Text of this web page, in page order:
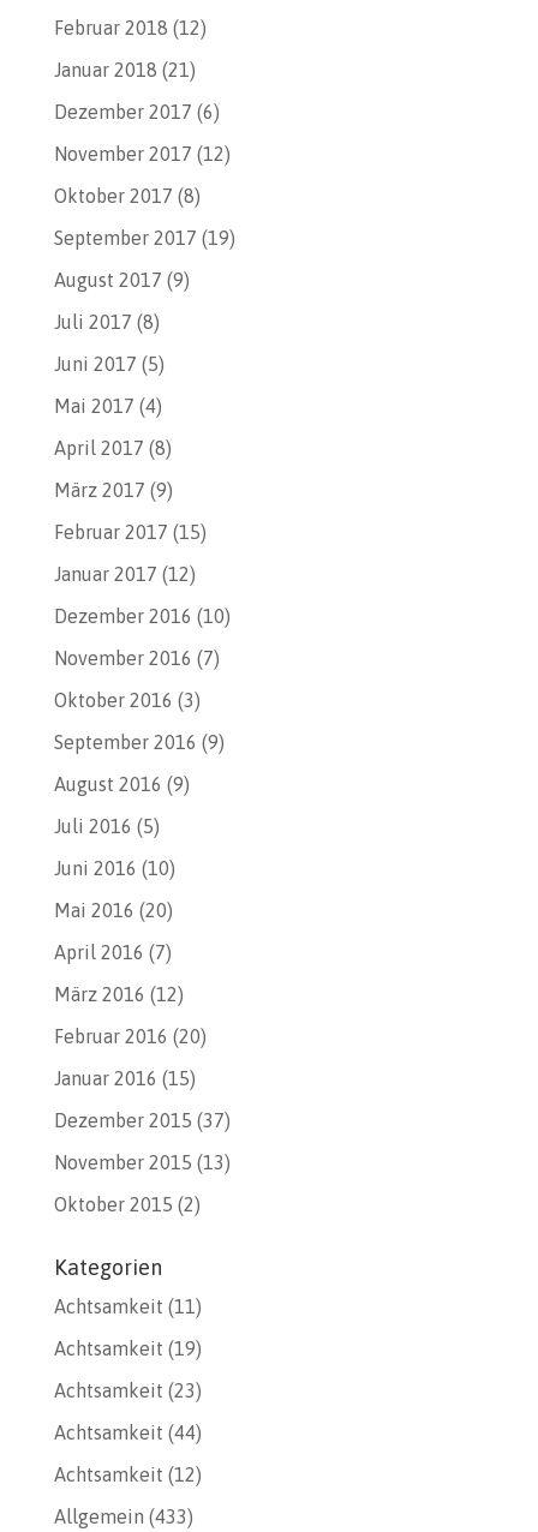
Februar 2018 (12)
Januar 2018 (21)
Dezember 2017 (6)
November 2017 (12)
Oktober 2017 (8)
September 2017 (19)
August 2017 (9)
Juli 2017 (8)
Juni 2017 (5)
Mai 2017 (4)
April 2017 (8)
März 2017 (9)
Februar 2017 (15)
Januar 2017 (12)
Dezember 2016 (10)
November 2016 (7)
Oktober 2016 (3)
September 2016 (9)
August 2016 (9)
Juli 2016 (5)
Juni 2016 (10)
Mai 2016 (20)
April 2016 (7)
März 2016 (12)
Februar 2016 (20)
Januar 2016 (15)
Dezember 2015 (37)
November 2015 (13)
Oktober 2015 (2)
Kategorien
Achtsamkeit (11)
Achtsamkeit (19)
Achtsamkeit (23)
Achtsamkeit (44)
Achtsamkeit (12)
Allgemein (433)